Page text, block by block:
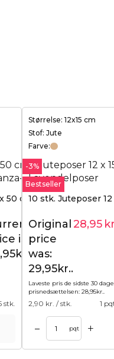
50 cm -
32,95 kr.
is:
stk.
Størrelse: 12x15 cm
Stof: Jute
Farve:
Bestseller
-3%
10 stk. Juteposer
Original
price
was:
29,95kr..
28,95
Laveste pris de sidste 30
prisnedsættelsen: 28,95kr.
2,90 kr. / stk. 1
– pqt +